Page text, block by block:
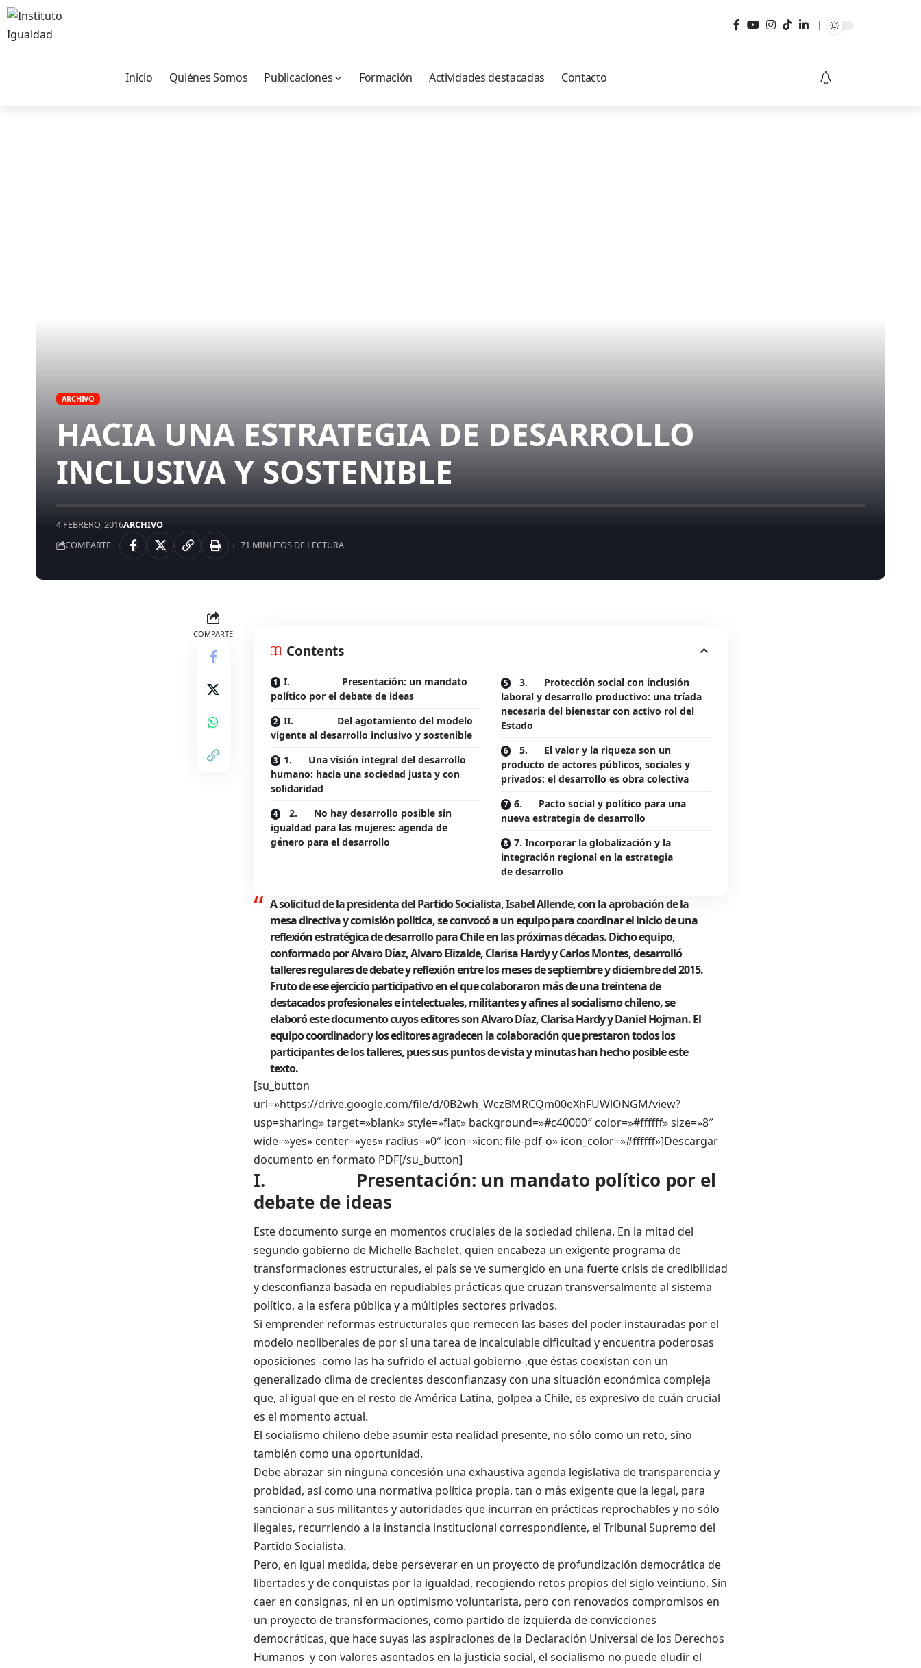
Inicio Quiénes Somos Publicaciones Formación Actividades destacadas Contacto
ARCHIVO
HACIA UNA ESTRATEGIA DE DESARROLLO
INCLUSIVA Y SOSTENIBLE
4 FEBRERO, 2016ARCHIVO
COMPARTE
71 MINUTOS DE LECTURA
COMPARTE
Contents
I. Presentación: un mandato
político por el debate de ideas
II. Del agotamiento del modelo
vigente al desarrollo inclusivo y sostenible
1. Una visión integral del desarrollo
humano: hacia una sociedad justa y con
solidaridad
2. No hay desarrollo posible sin
igualdad para las mujeres: agenda de
género para el desarrollo
3. Protección social con inclusión
laboral y desarrollo productivo: una tríada
necesaria del bienestar con activo rol del
Estado
5. El valor y la riqueza son un
producto de actores públicos, sociales y
privados: el desarrollo es obra colectiva
6. Pacto social y político para una
nueva estrategia de desarrollo
7. Incorporar la globalización y la
integración regional en la estrategia
de desarrollo
A solicitud de la presidenta del Partido Socialista, Isabel Allende, con la aprobación de la
mesa directiva y comisión política, se convocó a un equipo para coordinar el inicio de una
reflexión estratégica de desarrollo para Chile en las próximas décadas. Dicho equipo,
conformado por Alvaro Díaz, Alvaro Elizalde, Clarisa Hardy y Carlos Montes, desarrolló
talleres regulares de debate y reflexión entre los meses de septiembre y diciembre del 2015.
Fruto de ese ejercicio participativo en el que colaboraron más de una treintena de
destacados profesionales e intelectuales, militantes y afines al socialismo chileno, se
elaboró este documento cuyos editores son Alvaro Díaz, Clarisa Hardy y Daniel Hojman. El
equipo coordinador y los editores agradecen la colaboración que prestaron todos los
participantes de los talleres, pues sus puntos de vista y minutas han hecho posible este
texto.
[su_button
url=»https://drive.google.com/file/d/0B2wh_WczBMRCQm00eXhFUWlONGM/view?
usp=sharing» target=»blank» style=»flat» background=»#c40000″ color=»#ffffff» size=»8″
wide=»yes» center=»yes» radius=»0″ icon=»icon: file-pdf-o» icon_color=»#ffffff»]Descargar
documento en formato PDF[/su_button]
I. Presentación: un mandato político por el
debate de ideas
Este documento surge en momentos cruciales de la sociedad chilena. En la mitad del
segundo gobierno de Michelle Bachelet, quien encabeza un exigente programa de
transformaciones estructurales, el país se ve sumergido en una fuerte crisis de credibilidad
y desconfianza basada en repudiables prácticas que cruzan transversalmente al sistema
político, a la esfera pública y a múltiples sectores privados.
Si emprender reformas estructurales que remecen las bases del poder instauradas por el
modelo neoliberales de por sí una tarea de incalculable dificultad y encuentra poderosas
oposiciones -como las ha sufrido el actual gobierno-,que éstas coexistan con un
generalizado clima de crecientes desconfianzasy con una situación económica compleja
que, al igual que en el resto de América Latina, golpea a Chile, es expresivo de cuán crucial
es el momento actual.
El socialismo chileno debe asumir esta realidad presente, no sólo como un reto, sino
también como una oportunidad.
Debe abrazar sin ninguna concesión una exhaustiva agenda legislativa de transparencia y
probidad, así como una normativa política propia, tan o más exigente que la legal, para
sancionar a sus militantes y autoridades que incurran en prácticas reprochables y no sólo
ilegales, recurriendo a la instancia institucional correspondiente, el Tribunal Supremo del
Partido Socialista.
Pero, en igual medida, debe perseverar en un proyecto de profundización democrática de
libertades y de conquistas por la igualdad, recogiendo retos propios del siglo veintiuno. Sin
caer en consignas, ni en un optimismo voluntarista, pero con renovados compromisos en
un proyecto de transformaciones, como partido de izquierda de convicciones
democráticas, que hace suyas las aspiraciones de la Declaración Universal de los Derechos
Humanos y con valores asentados en la justicia social, el socialismo no puede eludir el